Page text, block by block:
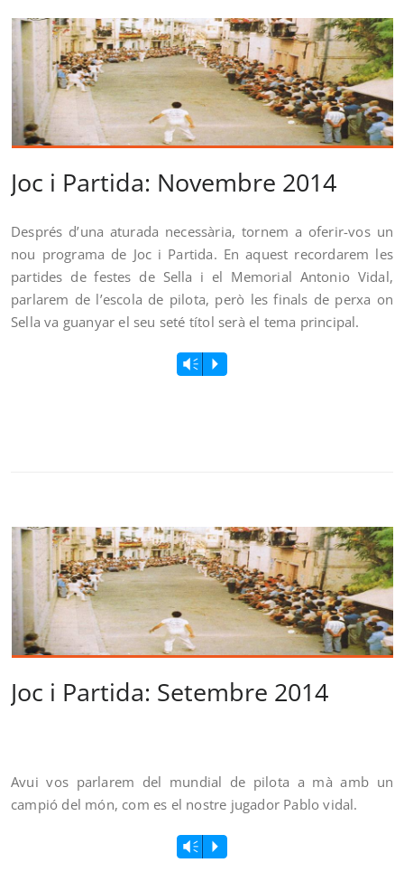
Joc i Partida: Novembre 2014
Després d’una aturada necessària, tornem a oferir-vos un
nou programa de Joc i Partida. En aquest recordarem les
partides de festes de Sella i el Memorial Antonio Vidal,
parlarem de l’escola de pilota, però les finals de perxa on
Sella va guanyar el seu seté títol serà el tema principal.
Vm P
Joc i Partida: Setembre 2014
Avui vos parlarem del mundial de pilota a mà amb un
campió del món, com es el nostre jugador Pablo vidal.
Vm P